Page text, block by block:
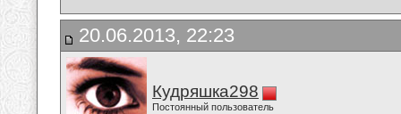
20.06.2013, 22:23
Кудряшка298
Постоянный пользователь